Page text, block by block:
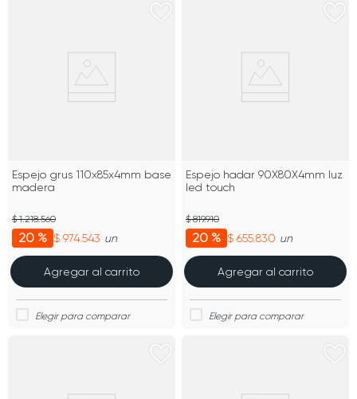
Espejo grus 110x85x4mm base
madera
20 % $ 974.543
$ 1.218.560
un
Agregar al carrito
Espejo hadar 90X80X4mm luz
led touch
20 % $ 655.830
$ 819.910
un
Agregar al carrito